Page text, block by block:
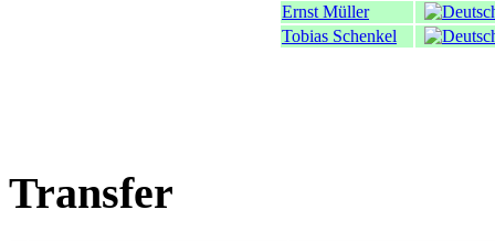
Ernst Müller
Tobias Schenkel
Transfer